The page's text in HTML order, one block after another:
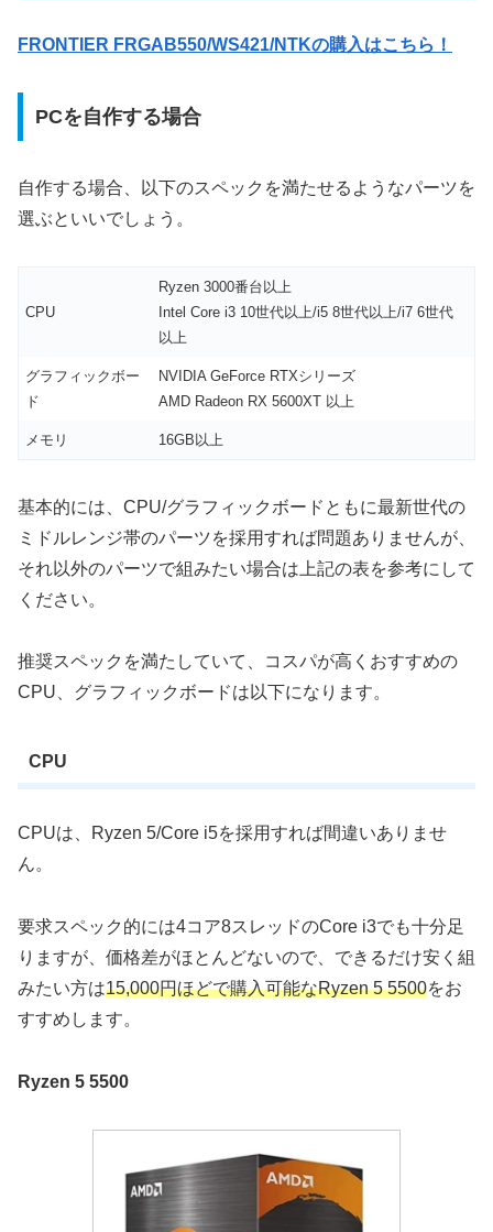
FRONTIER FRGAB550/WS421/NTKの購入はこちら！
PCを自作する場合
自作する場合、以下のスペックを満たせるようなパーツを
選ぶといいでしょう。
CPU
Ryzen 3000番台以上
Intel Core i3 10世代以上/i5 8世代以上/i7 6世代
以上
グラフィックボー
ド
NVIDIA GeForce RTXシリーズ
AMD Radeon RX 5600XT 以上
メモリ 16GB以上
基本的には、CPU/グラフィックボードともに最新世代の
ミドルレンジ帯のパーツを採用すれば問題ありませんが、
それ以外のパーツで組みたい場合は上記の表を参考にして
ください。
推奨スペックを満たしていて、コスパが高くおすすめの
CPU、グラフィックボードは以下になります。
CPU
CPUは、Ryzen 5/Core i5を採用すれば間違いありませ
ん。
要求スペック的には4コア8スレッドのCore i3でも十分足
りますが、価格差がほとんどないので、できるだけ安く組
みたい方は15,000円ほどで購入可能なRyzen 5 5500をお
すすめします。
Ryzen 5 5500